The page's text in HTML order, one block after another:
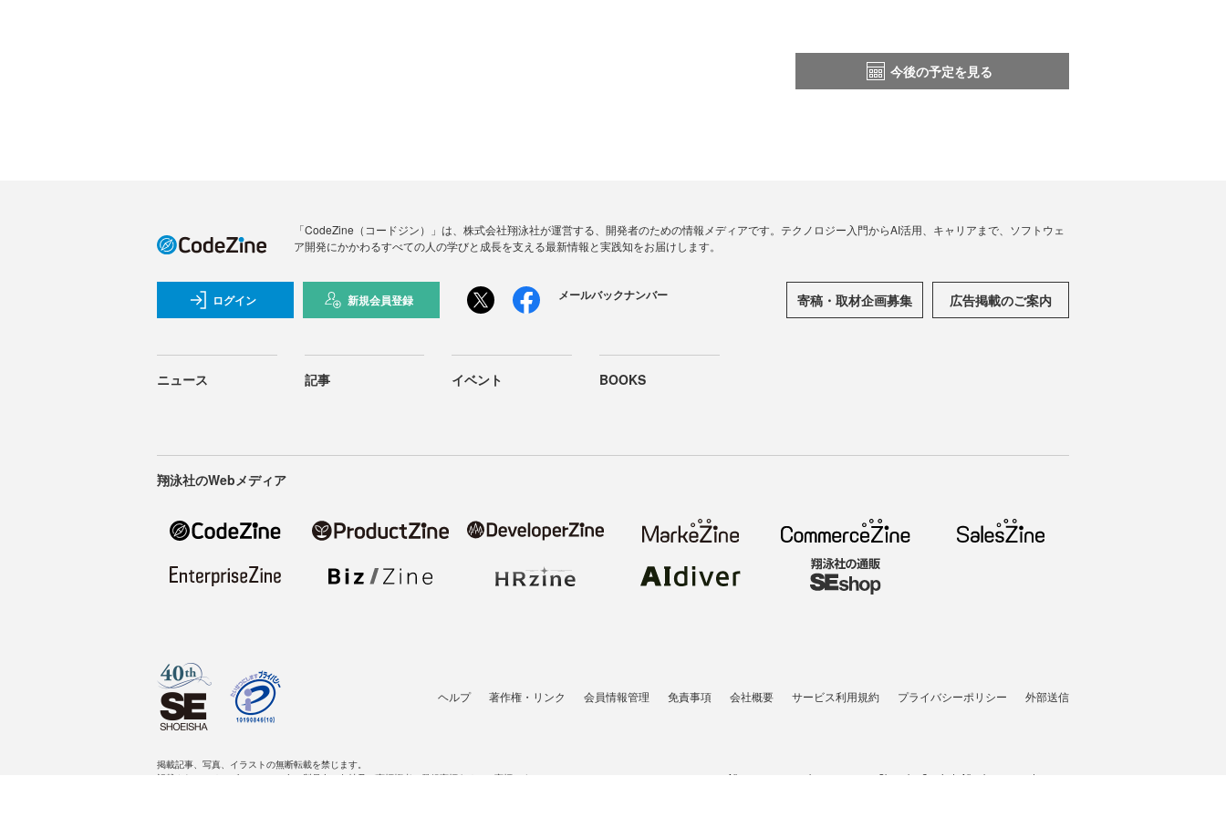
今後の予定を見る
「CodeZine（コードジン）」は、株式会社翔泳社が運営する、開発者のための情報メディアです。テクノロジー入門からAI活用、キャリアまで、ソフトウェ
ア開発にかかわるすべての人の学びと成長を支える最新情報と実践知をお届けします。
ログイン 新規会員登録 メールバックナンバー 寄稿・取材企画募集 広告掲載のご案内
ニュース 記事 イベント BOOKS
翔泳社のWebメディア
ヘルプ 著作権・リンク 会員情報管理 免責事項 会社概要 サービス利用規約 プライバシーポリシー 外部送信
掲載記事、写真、イラストの無断転載を禁じます。
記載されているロゴ、システム名、製品名は各社及び商標権者の登録商標あるいは商標です。
All contents copyright © 2005-2026 Shoeisha Co., Ltd. All rights reserved. ver.1.5